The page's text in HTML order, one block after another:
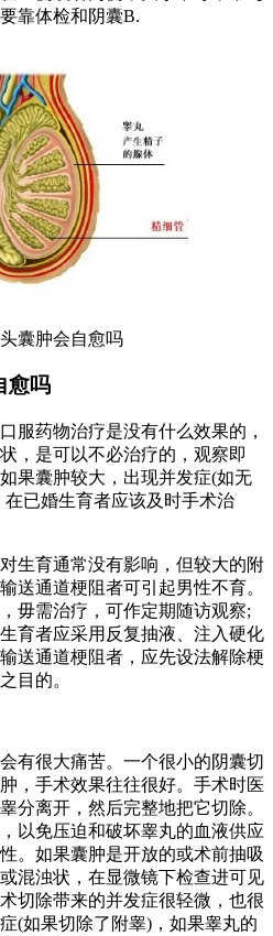
靠体检和阴囊B.
囊肿会自愈吗
愈吗
药物治疗是没有什么效果的，
，是可以不必治疗的，观察即
果囊肿较大，出现并发症(如无
已婚生育者应该及时手术治
育通常没有影响，但较大的附
送通道梗阻者可引起男性不育。
毋需治疗，可作定期随访观察;
育者应采用反复抽液、注入硬化
送通道梗阻者，应先设法解除梗
目的。
很大痛苦。一个很小的阴囊切
，手术效果往往很好。手术时医
分离开，然后完整地把它切除。
以免压迫和破坏睾丸的血液供应
。如果囊肿是开放的或术前抽吸
混浊状，在显微镜下检查进可见
切除带来的并发症很轻微，也很
(如果切除了附睾)，如果睾丸的